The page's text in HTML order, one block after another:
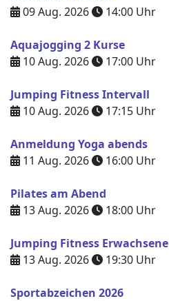
09 Aug. 2026
14:00 Uhr
Aquajogging 2 Kurse
10 Aug. 2026
17:00 Uhr
Jumping Fitness Intervall
10 Aug. 2026
17:15 Uhr
Anmeldung Yoga abends
11 Aug. 2026
16:00 Uhr
Pilates am Abend
13 Aug. 2026
18:00 Uhr
Jumping Fitness Erwachsene
13 Aug. 2026
19:30 Uhr
Sportabzeichen 2026